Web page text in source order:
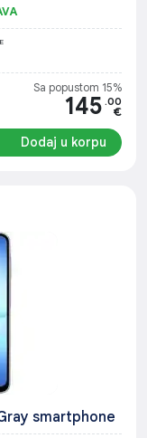
Sa popustom 15%
145 .00
€
Dodaj u korpu
smartphone